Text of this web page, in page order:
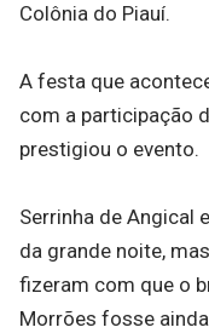
Colônia do Piauí.
A festa que
com a participação
prestigiou o evento.
Serrinha de Angical
da grande noite,
fizeram com que o
Morrões fosse